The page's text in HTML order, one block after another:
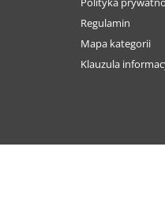
Regulamin
Mapa kategorii
Klauzula